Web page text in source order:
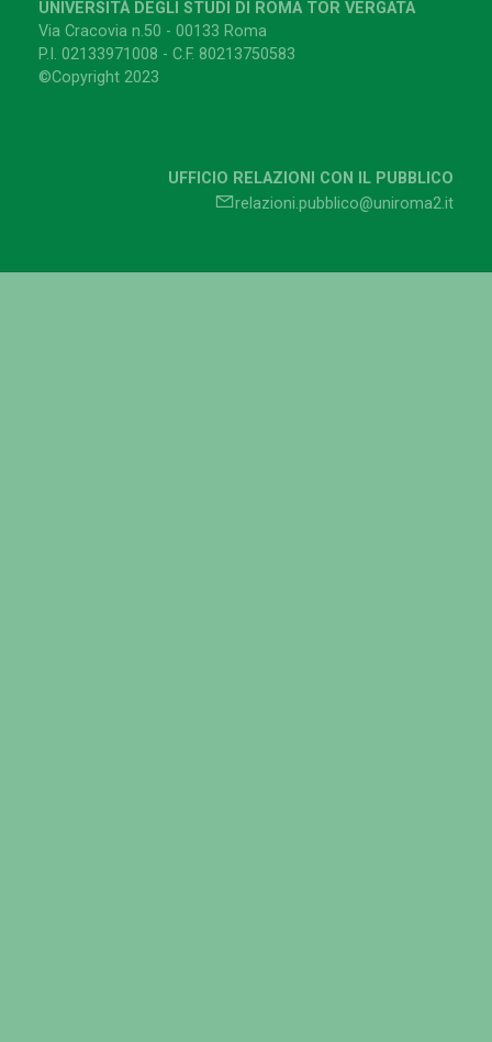
UNIVERSITÀ DEGLI STUDI DI ROMA TOR VERGATA
Via Cracovia n.50 - 00133 Roma
P.I. 02133971008 - C.F. 80213750583
©Copyright 2023
UFFICIO RELAZIONI CON IL PUBBLICO
relazioni.pubblico@uniroma2.it